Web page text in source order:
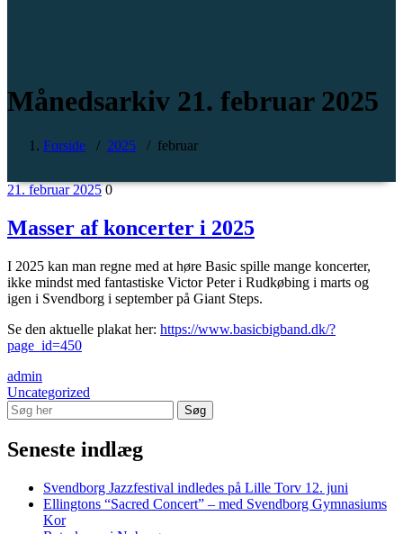
Månedsarkiv 21. februar 2025
Forside / 2025 / februar
21. februar 2025 0
Masser af koncerter i 2025
I 2025 kan man regne med at høre Basic spille mange koncerter,
ikke mindst med fantastiske Victor Peter i Rudkøbing i marts og
igen i Svendborg i september på Giant Steps.
Se den aktuelle plakat her: https://www.basicbigband.dk/?
page_id=450
admin
Uncategorized
Seneste indlæg
Svendborg Jazzfestival indledes på Lille Torv 12. juni
Ellingtons “Sacred Concert” – med Svendborg Gymnasiums
Kor